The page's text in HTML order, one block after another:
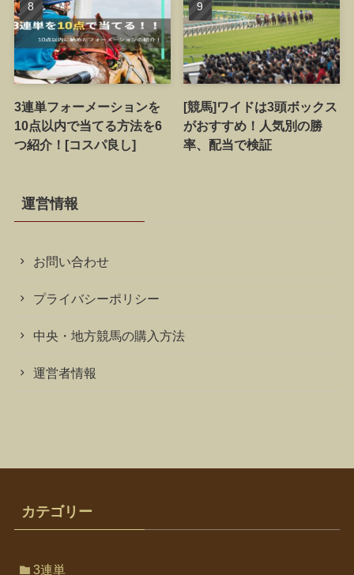
3連単フォーメーションを
10点以内で当てる方法を6
つ紹介！[コスパ良し]
[競馬]ワイドは3頭ボックス
がおすすめ！人気別の勝
率、配当で検証
運営情報
お問い合わせ
プライバシーポリシー
中央・地方競馬の購入方法
運営者情報
カテゴリー
3連単